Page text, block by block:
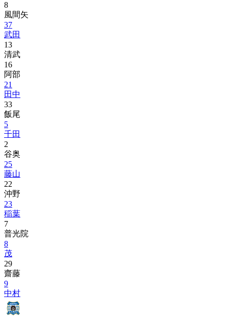
8
風間矢
37
武田
13
清武
16
阿部
21
田中
33
飯尾
5
千田
2
谷奥
25
藤山
22
沖野
23
稲葉
7
普光院
8
茂
29
齋藤
9
中村